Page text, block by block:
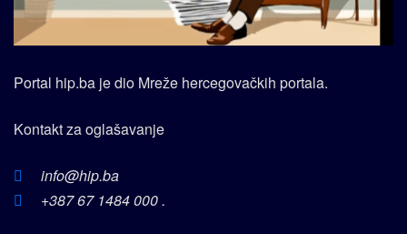
Portal hip.ba je dio Mreže hercegovačkih portala.
Kontakt za oglašavanje
info@hip.ba
+387 67 1484 000 .